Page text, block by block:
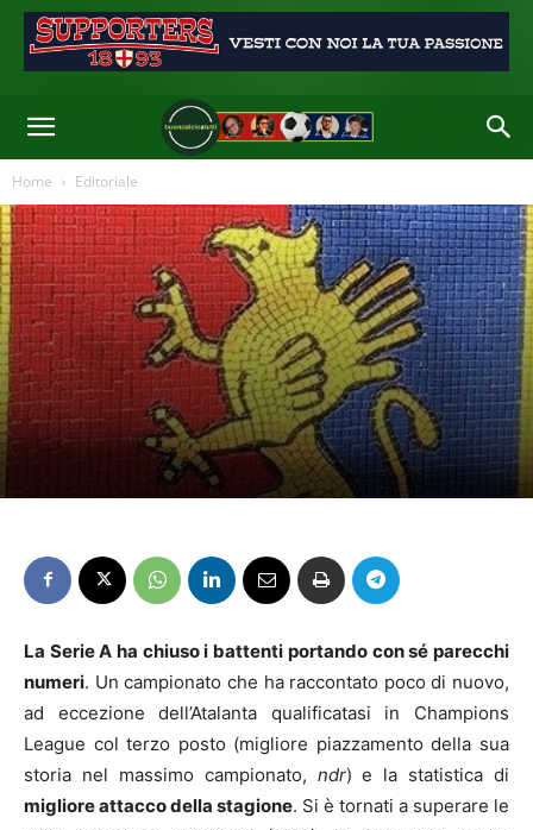
Home Editoriale
La Serie A ha chiuso i battenti portando con sé parecchi
numeri. Un campionato che ha raccontato poco di nuovo,
ad eccezione dell’Atalanta qualificatasi in Champions
League col terzo posto (migliore piazzamento della sua
storia nel massimo campionato, ndr) e la statistica di
migliore attacco della stagione. Si è tornati a superare le